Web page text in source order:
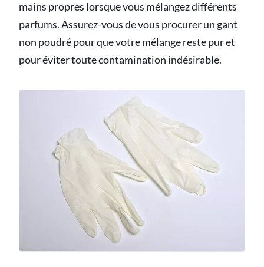
mains propres lorsque vous mélangez différents
parfums. Assurez-vous de vous procurer un gant
non poudré pour que votre mélange reste pur et
pour éviter toute contamination indésirable.